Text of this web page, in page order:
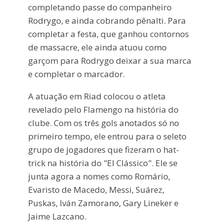
completando passe do companheiro
Rodrygo, e ainda cobrando pênalti. Para
completar a festa, que ganhou contornos
de massacre, ele ainda atuou como
garçom para Rodrygo deixar a sua marca
e completar o marcador.
A atuação em Riad colocou o atleta
revelado pelo Flamengo na história do
clube. Com os três gols anotados só no
primeiro tempo, ele entrou para o seleto
grupo de jogadores que fizeram o hat-
trick na história do "El Clássico". Ele se
junta agora a nomes como Romário,
Evaristo de Macedo, Messi, Suárez,
Puskas, Iván Zamorano, Gary Lineker e
Jaime Lazcano.